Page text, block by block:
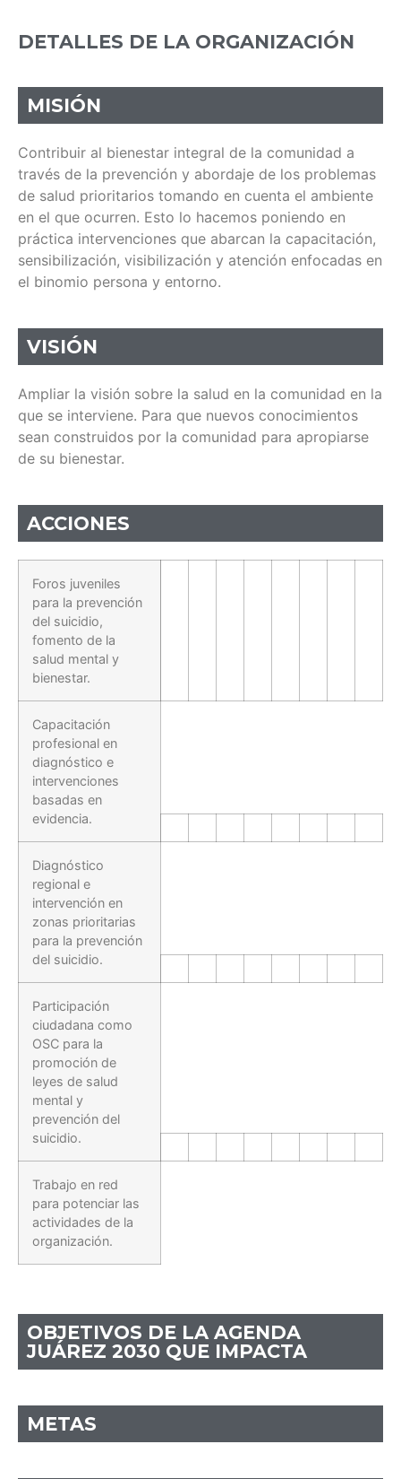
DETALLES DE LA ORGANIZACIÓN
MISIÓN
Contribuir al bienestar integral de la comunidad a
través de la prevención y abordaje de los problemas
de salud prioritarios tomando en cuenta el ambiente
en el que ocurren. Esto lo hacemos poniendo en
práctica intervenciones que abarcan la capacitación,
sensibilización, visibilización y atención enfocadas en
el binomio persona y entorno.
VISIÓN
Ampliar la visión sobre la salud en la comunidad en la
que se interviene. Para que nuevos conocimientos
sean construidos por la comunidad para apropiarse
de su bienestar.
ACCIONES
Foros juveniles
para la prevención
del suicidio,
fomento de la
salud mental y
bienestar.
Capacitación
profesional en
diagnóstico e
intervenciones
basadas en
evidencia.
Diagnóstico
regional e
intervención en
zonas prioritarias
para la prevención
del suicidio.
Participación
ciudadana como
OSC para la
promoción de
leyes de salud
mental y
prevención del
suicidio.
Trabajo en red
para potenciar las
actividades de la
organización.
OBJETIVOS DE LA AGENDA
JUÁREZ 2030 QUE IMPACTA
METAS